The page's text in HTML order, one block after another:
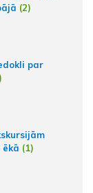
(2)
par
(1)